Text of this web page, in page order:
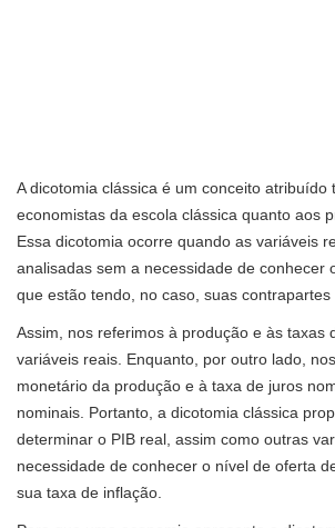
A dicotomia clássica é um conceito atribuído
economistas da escola clássica quanto aos
Essa dicotomia ocorre quando as variáveis
analisadas sem a necessidade de conhecer
que estão tendo, no caso, suas contrapartes
Assim, nos referimos à produção e às taxas
variáveis ​​reais. Enquanto, por outro lado,
monetário da produção e à taxa de juros
nominais. Portanto, a dicotomia clássica
determinar o PIB real, assim como outras
necessidade de conhecer o nível de oferta
sua taxa de inflação.